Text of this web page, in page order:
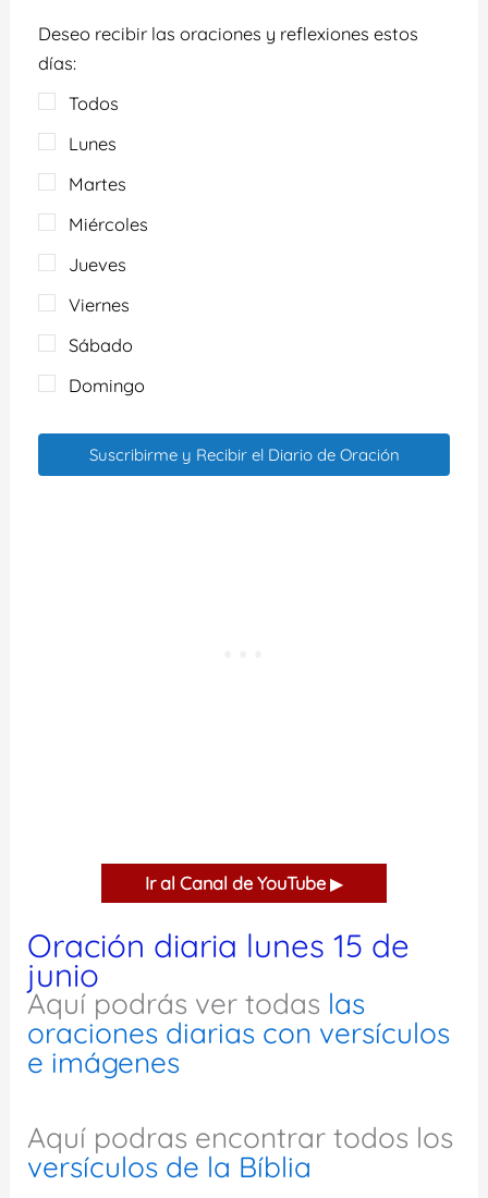
Deseo recibir las oraciones y reflexiones estos
días:
Todos
Lunes
Martes
Miércoles
Jueves
Viernes
Sábado
Domingo
Suscribirme y Recibir el Diario de Oración
Ir al Canal de YouTube ▶
Oración diaria lunes 15 de
junio
Aquí podrás ver todas las
oraciones diarias con versículos
e imágenes
Aquí podras encontrar todos los
versículos de la Bíblia